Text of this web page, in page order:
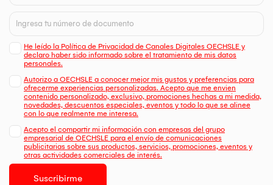
He leído la Política de Privacidad de Canales Digitales OECHSLE y
declaro haber sido informado sobre el tratamiento de mis datos
personales.
Autorizo a OECHSLE a conocer mejor mis gustos y preferencias para
ofrecerme experiencias personalizadas. Acepto que me envien
contenido personalizado, exclusivo, promociones hechas a mi medida,
novedades, descuentos especiales, eventos y todo lo que se alinee
con lo que realmente me interesa.
Acepto el compartir mi información con empresas del grupo
empresarial de OECHSLE para el envío de comunicaciones
publicitarias sobre sus productos, servicios, promociones, eventos y
otras actividades comerciales de interés.
Suscribirme